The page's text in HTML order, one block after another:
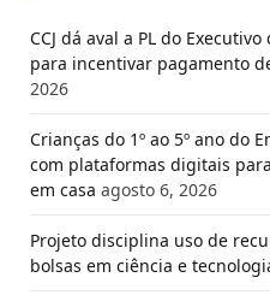
CCJ dá aval a PL do
para incentivar pagamento
2026
Crianças do 1º ao 5º ano do
com plataformas digitais
em casa agosto 6, 2026
Projeto disciplina uso de
bolsas em ciência e